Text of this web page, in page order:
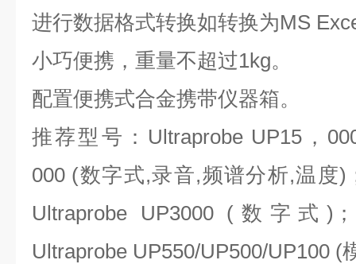
进行数据格式转换如转换为MS
小巧便携，重量不超过1kg。
配置便携式合金携带仪器箱。
推荐型号：Ultraprobe UP15，
000 (数字式,录音,频谱分析,温度)
Ultraprobe UP3000 (数字式)；
Ultraprobe UP550/UP500/UP100 (